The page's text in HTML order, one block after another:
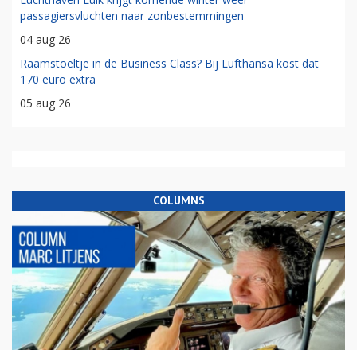
passagiersvluchten naar zonbestemmingen
04 aug 26
Raamstoeltje in de Business Class? Bij Lufthansa kost dat
170 euro extra
05 aug 26
COLUMNS